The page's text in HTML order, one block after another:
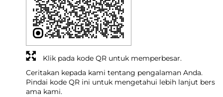
Ceritakan kepada kami tentang pengalaman Anda.
Pindai kode QR ini untuk mengetahui lebih lanjut bers
ama kami.
Klik pada kode QR untuk memperbesar.